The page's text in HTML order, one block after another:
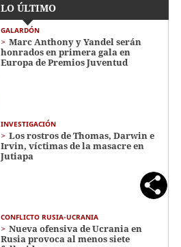
LO ÚLTIMO
GALARDÓN
Marc Anthony y Yandel serán
honrados en primera gala en
Europa de Premios Juventud
INVESTIGACIÓN
Los rostros de Thomas, Darwin e
Irvin, víctimas de la masacre en
Jutiapa
CONFLICTO RUSIA-UCRANIA
Nueva ofensiva de Ucrania en
Rusia provoca al menos siete